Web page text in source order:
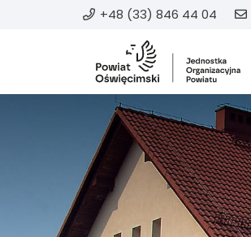
+48 (33) 846 44 04